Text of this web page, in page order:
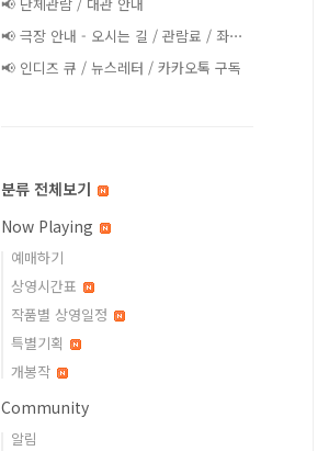
📢 극장 안내 - 오시는 길 / 관람료 / 좌⋯
📢 인디즈 큐 / 뉴스레터 / 카카오톡 구독
분류 전체보기
Now Playing
예매하기
상영시간표
작품별 상영일정
특별기획
개봉작
Community
알림